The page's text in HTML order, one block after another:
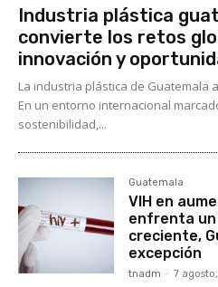
Industria plástica
convierte los retos
innovación y
La industria plástica de Guatemala
En un entorno internacional
sostenibilidad,...
Guatemala
VIH en
enfrenta
creciente,
excepción
tnadm - 7